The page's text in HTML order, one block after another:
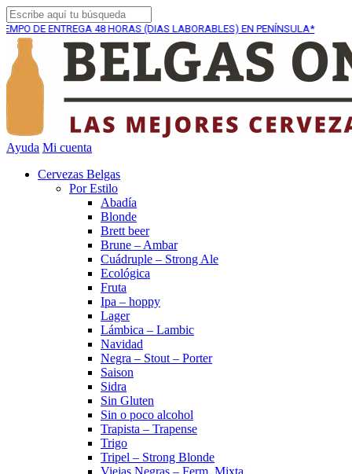
ENTREGA48 HORAS (DIAS LABORABLES) EN PENÍNSULA*
Ayuda Mi cuenta
Cervezas Belgas
Por Estilo
Abadía
Blonde
Brett beer
Brune – Ambar
Cuádruple – Strong Ale
Ecológica
Fruta
Ipa – hoppy
Lager
Lámbica – Lambic
Navidad
Negra – Stout – Porter
Saison
Sidra
Sin Gluten
Sin o poco alcohol
Trapista – Trapense
Trigo
Tripel – Strong Blonde
Viejas Negras – Ferm. Mixta